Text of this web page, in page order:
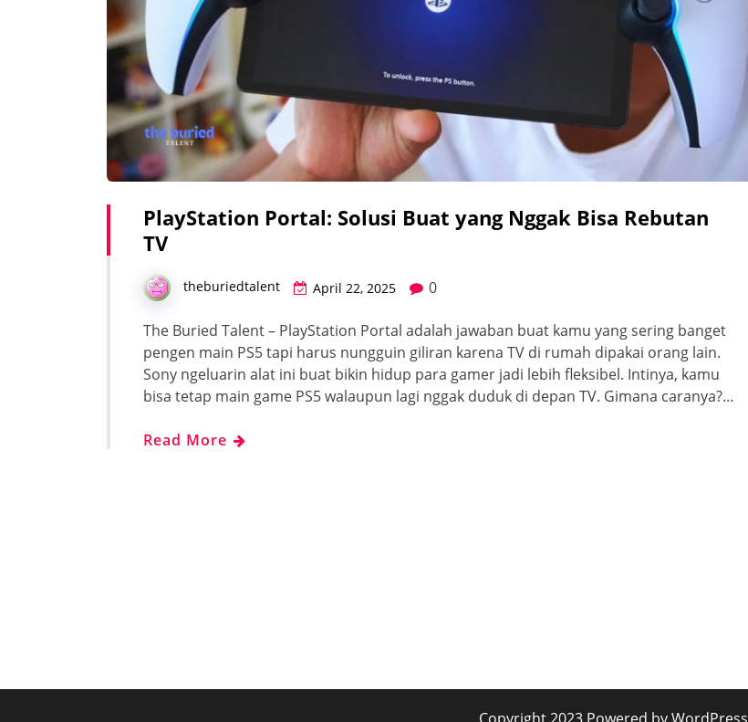
PlayStation Portal: Solusi Buat yang Nggak Bisa Rebutan
TV
theburiedtalent April 22, 2025 0
The Buried Talent – PlayStation Portal adalah jawaban buat kamu yang sering banget
pengen main PS5 tapi harus nungguin giliran karena TV di rumah dipakai orang lain.
Sony ngeluarin alat ini buat bikin hidup para gamer jadi lebih fleksibel. Intinya, kamu
bisa tetap main game PS5 walaupun lagi nggak duduk di depan TV. Gimana caranya?…
Read More